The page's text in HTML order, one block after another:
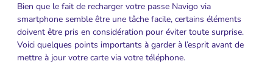
Bien que le fait de recharger votre passe Navigo via
smartphone semble être une tâche facile, certains éléments
doivent être pris en considération pour éviter toute surprise.
Voici quelques points importants à garder à l’esprit avant de
mettre à jour votre carte via votre téléphone.